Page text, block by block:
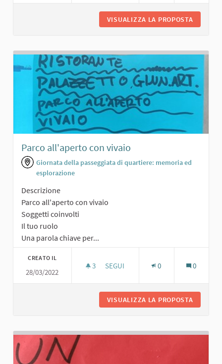
VISUALIZZA LA PROPOSTA
Parco all'aperto con vivaio
Giornata della passeggiata di quartiere: memoria ed
esplorazione
Descrizione
Parco all'aperto con vivaio
Soggetti coinvolti
Il tuo ruolo
Una parola chiave per...
CREATO IL
28/03/2022
3 3 SOSTENITORI
SEGUI 0 0
VISUALIZZA LA PROPOSTA